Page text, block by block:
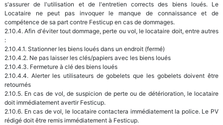
s'assurer de l'utilisation et de l'entretien corrects des biens loués. Le
Locataire ne peut pas invoquer le manque de connaissance et de
compétence de sa part contre Festicup en cas de dommages.
2.10.4. Afin d'éviter tout dommage, perte ou vol, le locataire doit, entre autres
:
2.10.4.1. Stationner les biens loués dans un endroit (fermé)
2.10.4.2. Ne pas laisser les clés/papiers avec les biens loués
2.10.4.3. Fermeture à clé des biens loués
2.10.4.4. Alerter les utilisateurs de gobelets que les gobelets doivent être
retournés
2.10.5. En cas de vol, de suspicion de perte ou de détérioration, le locataire
doit immédiatement avertir Festicup.
2.10.6. En cas de vol, le locataire contactera immédiatement la police. Le PV
rédigé doit être remis immédiatement à Festicup.